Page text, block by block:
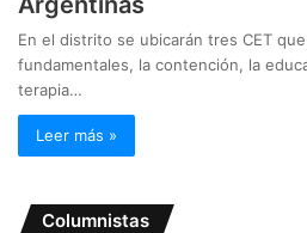
En el distrito se ubicarán tres CET
fundamentales, la contención, la
terapia…
Leer más »
Columnistas